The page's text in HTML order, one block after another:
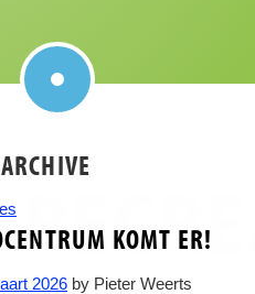
KOMT ER!
2026 by Pieter Weerts